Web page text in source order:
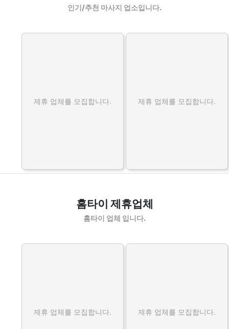
인기/추천 마사지 업소입니다.
제휴 업체를 모집합니다. 제휴 업체를 모집합니다.
홈타이 제휴업체
홈타이 업체 입니다.
제휴 업체를 모집합니다. 제휴 업체를 모집합니다.